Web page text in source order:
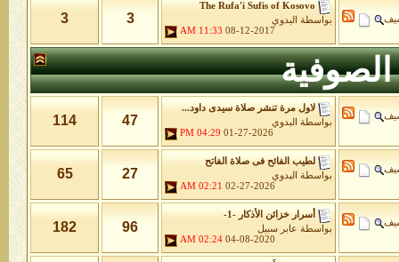
The Rufa'i Sufis of Kosovo
بواسطة
البدوي
08-12-2017
11:33 AM
3
3
لاول مرة تنشر صلاة سيدى داود...
بواسطة
البدوي
01-27-2026
04:29 PM
47
114
لطيب الفائح فى صلاة الفاتح
بواسطة
البدوي
02-27-2026
02:21 AM
27
65
أسرار خزائن اﻷذكار -1-
بواسطة عابر سبيل
04-08-2020
02:24 AM
96
182